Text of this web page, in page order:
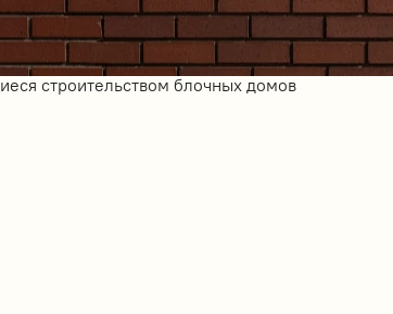
строительством блочных домов